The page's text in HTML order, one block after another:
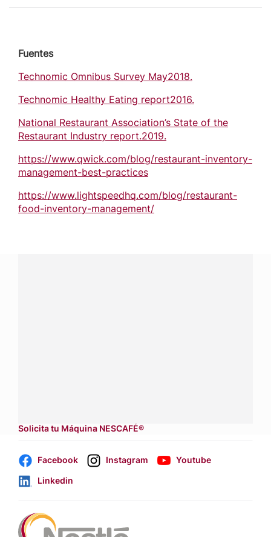
Fuentes
Technomic Omnibus Survey May2018.
Technomic Healthy Eating report2016.
National Restaurant Association’s State of the
Restaurant Industry report.2019.
https://www.qwick.com/blog/restaurant-inventory-
management-best-practices
https://www.lightspeedhq.com/blog/restaurant-
food-inventory-management/
Solicita tu Máquina NESCAFÉ®
Facebook Instagram
Youtube
Linkedin